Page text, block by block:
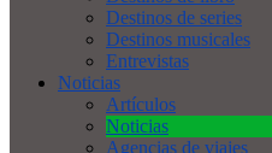
Destinos de series
Destinos musicales
Entrevistas
Noticias
Artículos
Noticias
Agencias de viajes